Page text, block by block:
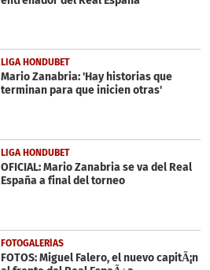
LIGA HONDUBET
Mario Zanabria: 'Hay historias que
terminan para que inicien otras'
LIGA HONDUBET
OFICIAL: Mario Zanabria se va del Real
España a final del torneo
FOTOGALERÍAS
FOTOS: Miguel Falero, el nuevo capitÃ¡n